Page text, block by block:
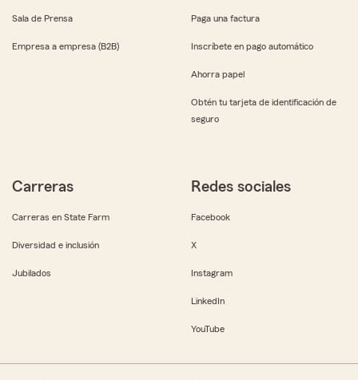
Sala de Prensa
Empresa a empresa (B2B)
Paga una factura
Inscríbete en pago automático
Ahorra papel
Obtén tu tarjeta de identificación de
seguro
Carreras
Carreras en State Farm
Diversidad e inclusión
Jubilados
Redes sociales
Facebook
X
Instagram
LinkedIn
YouTube